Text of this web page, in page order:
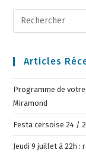
Articles
Programme de
Miramond
Festa cersoise 24 /
Jeudi 9 juillet à 22h :